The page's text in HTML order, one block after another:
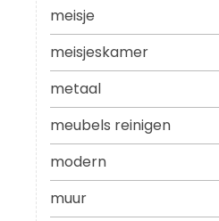
meisje
meisjeskamer
metaal
meubels reinigen
modern
muur